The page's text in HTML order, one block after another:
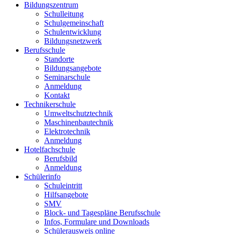
Bildungszentrum
Schulleitung
Schulgemeinschaft
Schulentwicklung
Bildungsnetzwerk
Berufsschule
Standorte
Bildungsangebote
Seminarschule
Anmeldung
Kontakt
Technikerschule
Umweltschutztechnik
Maschinenbautechnik
Elektrotechnik
Anmeldung
Hotelfachschule
Berufsbild
Anmeldung
Schülerinfo
Schuleintritt
Hilfsangebote
SMV
Block- und Tagespläne Berufsschule
Infos, Formulare und Downloads
Schülerausweis online